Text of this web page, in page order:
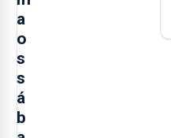
a
o
s
s
á
b